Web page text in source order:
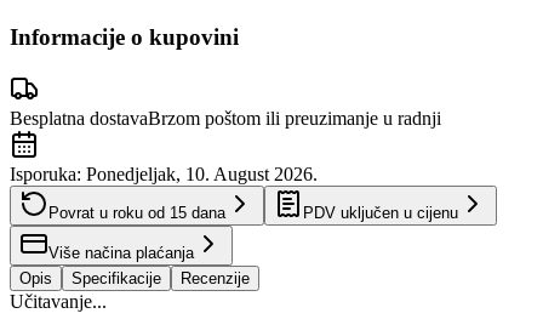
Informacije o kupovini
Besplatna dostavaBrzom poštom ili preuzimanje u radnji
Isporuka: Ponedjeljak, 10. August 2026.
Povrat u roku od 15 dana PDV uključen u cijenu
Više načina plaćanja
Opis
Specifikacije Recenzije
Učitavanje...